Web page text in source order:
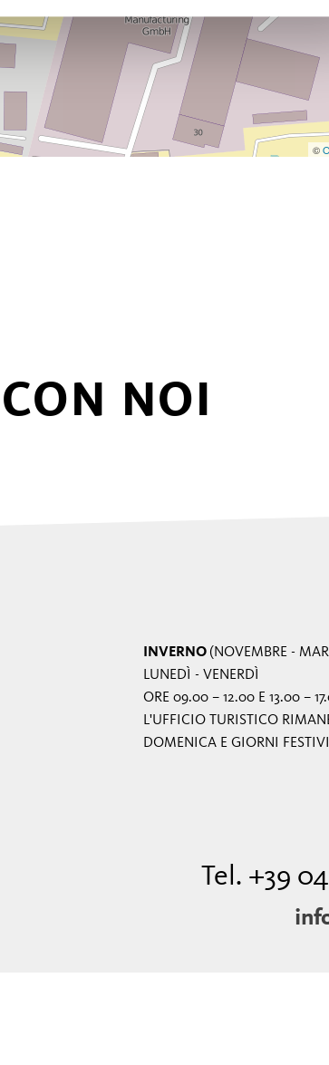
©
NOI
INVERNO(NOVEMBRE -
LUNEDÌ - VENERDÌ
ORE 09.00 – 12.00 E 13.00 –
L'UFFICIO TURISTICO
DOMENICA E GIORNI
Tel. +39